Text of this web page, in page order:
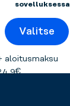
sovelluksessa
Valitse
aloitusmaksu